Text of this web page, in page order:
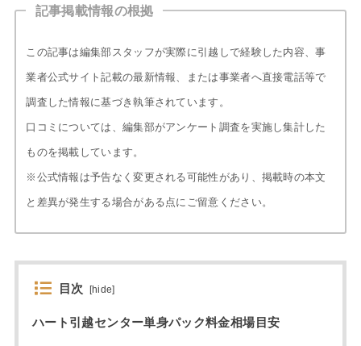
記事掲載情報の根拠
この記事は編集部スタッフが実際に引越しで経験した内容、事
業者公式サイト記載の最新情報、または事業者へ直接電話等で
調査した情報に基づき執筆されています。
口コミについては、編集部がアンケート調査を実施し集計した
ものを掲載しています。
※公式情報は予告なく変更される可能性があり、掲載時の本文
と差異が発生する場合がある点にご留意ください。
目次 [hide]
ハート引越センター単身パック料金相場目安